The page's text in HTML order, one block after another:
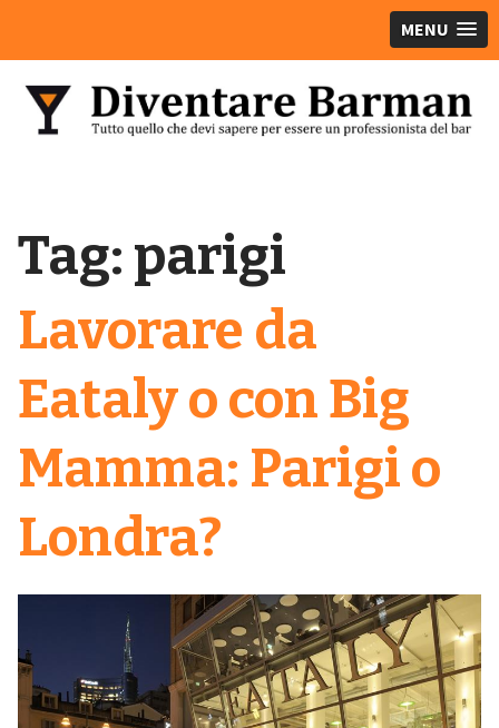
MENU
Tag: parigi
Lavorare da
Eataly o con Big
Mamma: Parigi o
Londra?